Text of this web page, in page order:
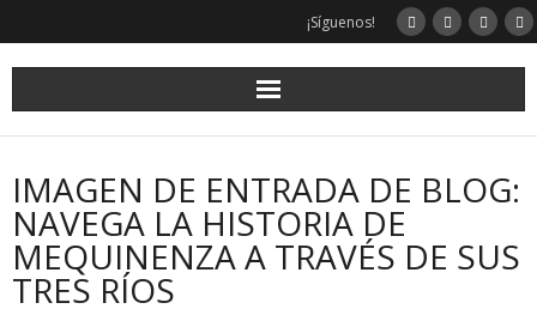
¡Síguenos!
IMAGEN DE ENTRADA DE BLOG:
NAVEGA LA HISTORIA DE
MEQUINENZA A TRAVÉS DE SUS
TRES RÍOS